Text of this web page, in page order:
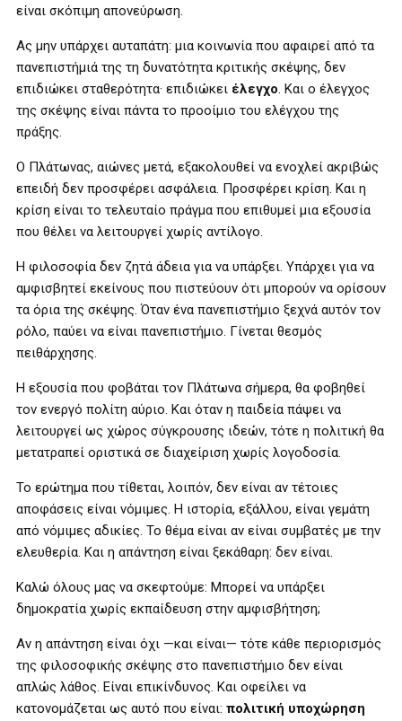
είναι σκόπιμη απονεύρωση.
Ας μην υπάρχει αυταπάτη: μια κοινωνία που αφαιρεί από τα
πανεπιστήμιά της τη δυνατότητα κριτικής σκέψης, δεν
επιδιώκει σταθερότητα· επιδιώκει έλεγχο. Και ο έλεγχος
της σκέψης είναι πάντα το προοίμιο του ελέγχου της
πράξης.
Ο Πλάτωνας, αιώνες μετά, εξακολουθεί να ενοχλεί ακριβώς
επειδή δεν προσφέρει ασφάλεια. Προσφέρει κρίση. Και η
κρίση είναι το τελευταίο πράγμα που επιθυμεί μια εξουσία
που θέλει να λειτουργεί χωρίς αντίλογο.
Η φιλοσοφία δεν ζητά άδεια για να υπάρξει. Υπάρχει για να
αμφισβητεί εκείνους που πιστεύουν ότι μπορούν να ορίσουν
τα όρια της σκέψης. Όταν ένα πανεπιστήμιο ξεχνά αυτόν τον
ρόλο, παύει να είναι πανεπιστήμιο. Γίνεται θεσμός
πειθάρχησης.
Η εξουσία που φοβάται τον Πλάτωνα σήμερα, θα φοβηθεί
τον ενεργό πολίτη αύριο. Και όταν η παιδεία πάψει να
λειτουργεί ως χώρος σύγκρουσης ιδεών, τότε η πολιτική θα
μετατραπεί οριστικά σε διαχείριση χωρίς λογοδοσία.
Το ερώτημα που τίθεται, λοιπόν, δεν είναι αν τέτοιες
αποφάσεις είναι νόμιμες. Η ιστορία, εξάλλου, είναι γεμάτη
από νόμιμες αδικίες. Το θέμα είναι αν είναι συμβατές με την
ελευθερία. Και η απάντηση είναι ξεκάθαρη: δεν είναι.
Καλώ όλους μας να σκεφτούμε: Μπορεί να υπάρξει
δημοκρατία χωρίς εκπαίδευση στην αμφισβήτηση;
Αν η απάντηση είναι όχι —και είναι— τότε κάθε περιορισμός
της φιλοσοφικής σκέψης στο πανεπιστήμιο δεν είναι
απλώς λάθος. Είναι επικίνδυνος. Και οφείλει να
κατονομάζεται ως αυτό που είναι: πολιτική υποχώρηση